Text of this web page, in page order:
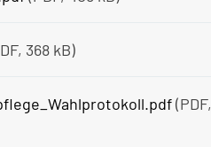
368 kB)
(PDF,